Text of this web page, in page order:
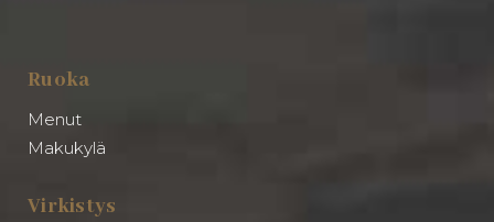
Ruoka
Menut
Makukylä
Virkistys